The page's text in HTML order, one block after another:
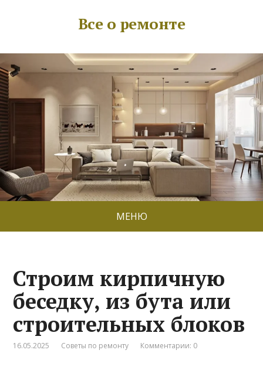
Все о ремонте
МЕНЮ
Строим кирпичную
беседку, из бута или
строительных блоков
16.05.2025 Советы по ремонту Комментарии: 0